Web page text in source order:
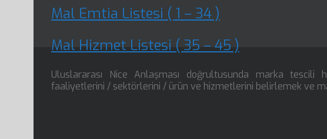
Mal Emtia Listesi ( 1 – 34 )
Mal Hizmet Listesi ( 35 – 45 )
Uluslararası Nice Anlaşması doğrultusunda marka tescili
faaliyetlerini / sektörlerini / ürün ve hizmetlerini belirlemek ve